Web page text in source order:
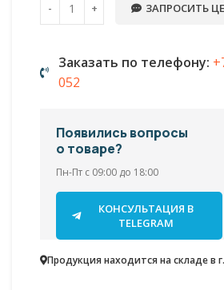
ЗАПРОСИТЬ
Заказать по телефону:
052
Появились вопросы
о товаре?
Пн-Пт с 09:00 до 18:00
КОНСУЛЬТАЦИЯ В
TELEGRAM
Продукция находится на складе в г.